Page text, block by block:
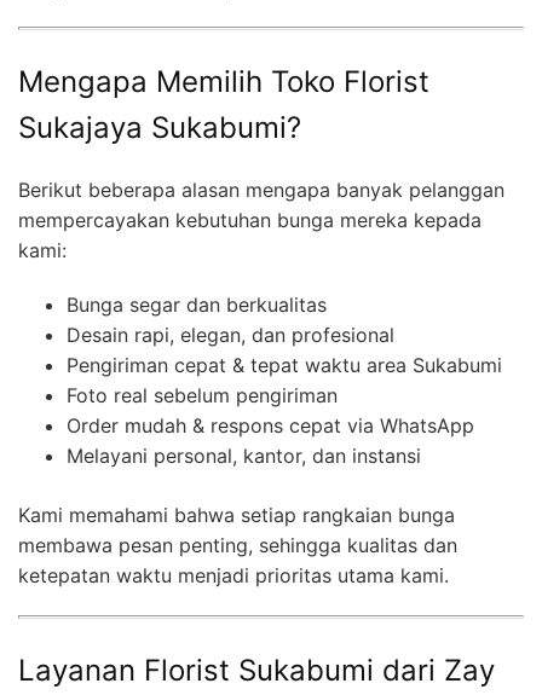
Mengapa Memilih Toko Florist
Sukajaya Sukabumi?
Berikut beberapa alasan mengapa banyak pelanggan
mempercayakan kebutuhan bunga mereka kepada
kami:
Bunga segar dan berkualitas
Desain rapi, elegan, dan profesional
Pengiriman cepat & tepat waktu area Sukabumi
Foto real sebelum pengiriman
Order mudah & respons cepat via WhatsApp
Melayani personal, kantor, dan instansi
Kami memahami bahwa setiap rangkaian bunga
membawa pesan penting, sehingga kualitas dan
ketepatan waktu menjadi prioritas utama kami.
Layanan Florist Sukabumi dari Zay